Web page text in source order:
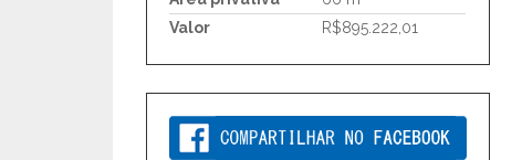
Valor
R$895.222,01